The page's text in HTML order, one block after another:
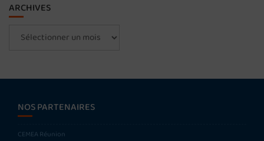
ARCHIVES
NOS PARTENAIRES
CEMEA Réunion